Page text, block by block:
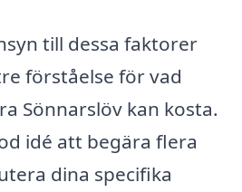
till dessa faktorer
förståelse för vad
Sönnarslöv kan kosta.
idé att begära flera
dina specifika